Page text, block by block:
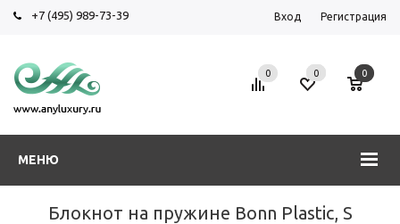
+7 (495) 989-73-39 Вход Регистрация
МЕНЮ
0 0 0
Блокнот на пружине Bonn Plastic, S